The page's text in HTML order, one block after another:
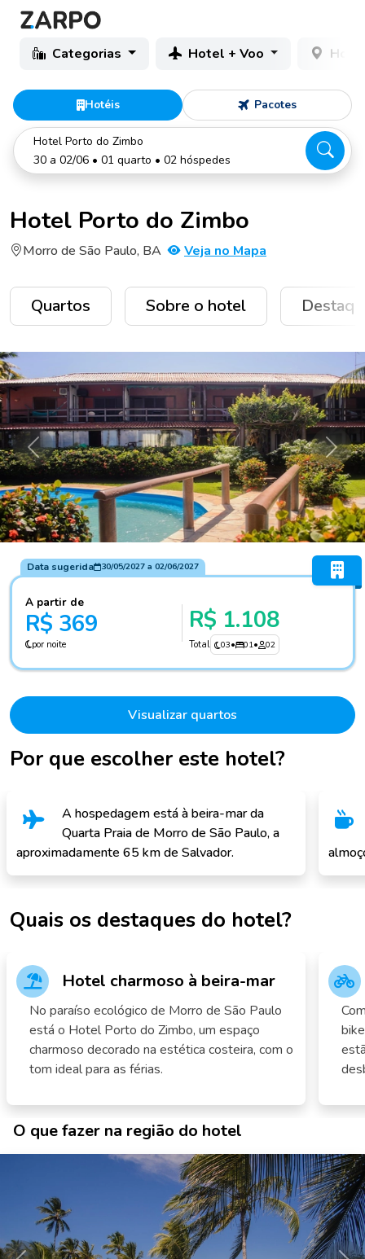
Categorias Hotel + Voo
Hotéis Pacotes
Hotel Porto do Zimbo
30 a 02/06 • 01 quarto • 02 hóspedes
Hotel Porto do Zimbo
Morro de São Paulo, BA Veja no Mapa
Quartos Sobre o hotel
Anterior
Por que escolher este hotel?
A hospedagem está à beira-mar da
Quarta Praia de Morro de São Paulo, a
aproximadamente 65 km de Salvador.
Data sugerida 30/05/2027a 02/06/2027
A partir de
R$ 369
por noite
R$ 1.108
Total 03• 01• 02
Visualizar quartos
Quais os destaques do hotel?
Hotel charmoso à beira-mar
No paraíso ecológico de Morro de São Paulo
está o Hotel Porto do Zimbo, um espaço
charmoso decorado na estética costeira, com o
tom ideal para as férias.
O que fazer na região do hotel